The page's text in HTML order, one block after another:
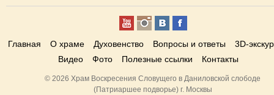
Главная О храме Духовенство Вопросы и ответы
3D-
Видео
Фото Полезные ссылки Контакты
© 2026 Храм Воскресения Словущего в Даниловской слободе
(Патриаршее подворье) г. Москвы